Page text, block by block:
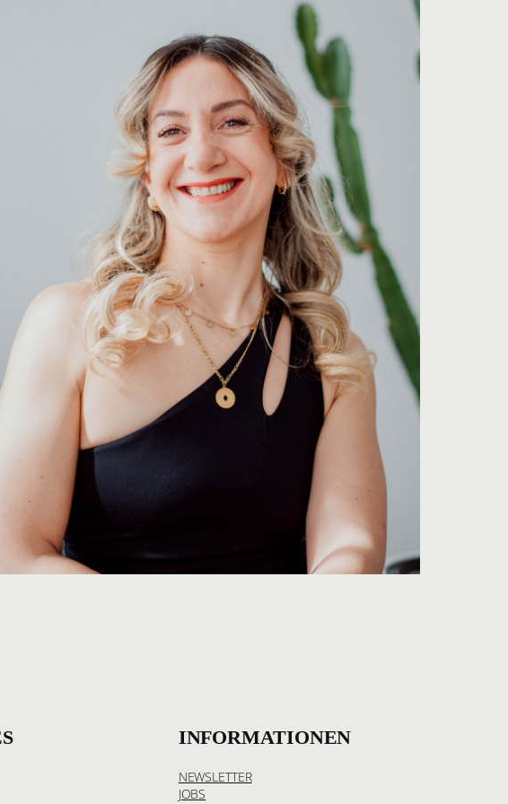
INFORMATIONEN
NEWSLETTER
JOBS